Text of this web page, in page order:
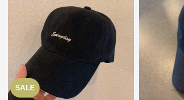
SALE